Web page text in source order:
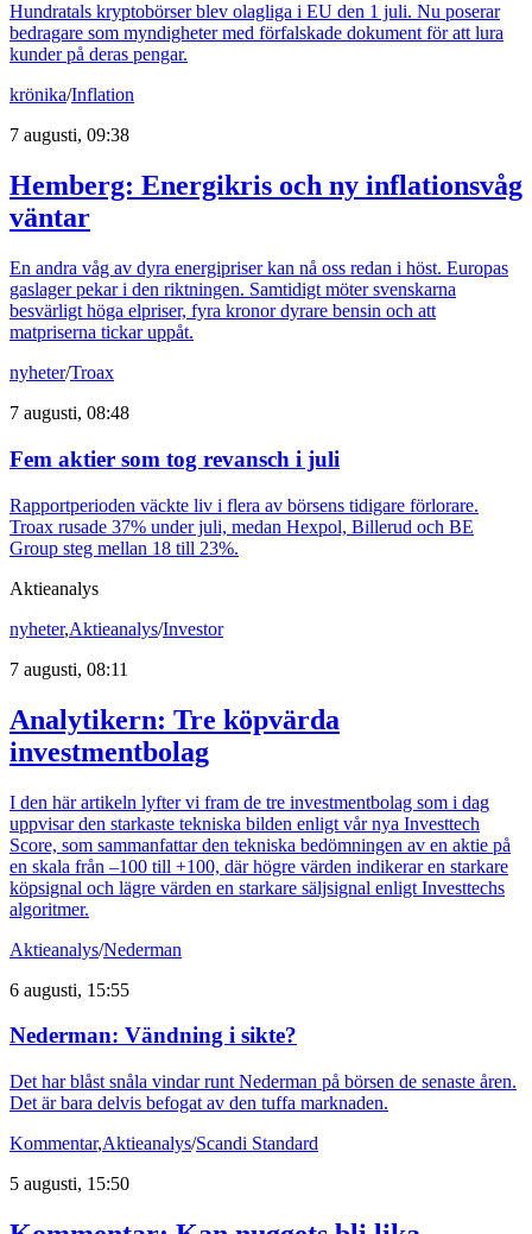
Hundratals kryptobörser blev olagliga i EU den 1 juli. Nu poserar
bedragare som myndigheter med förfalskade dokument för att lura
kunder på deras pengar.
krönika/Inflation
7 augusti, 09:38
Hemberg: Energikris och ny inflationsvåg
väntar
En andra våg av dyra energipriser kan nå oss redan i höst. Europas
gaslager pekar i den riktningen. Samtidigt möter svenskarna
besvärligt höga elpriser, fyra kronor dyrare bensin och att
matpriserna tickar uppåt.
nyheter/Troax
7 augusti, 08:48
Fem aktier som tog revansch i juli
Rapportperioden väckte liv i flera av börsens tidigare förlorare.
Troax rusade 37% under juli, medan Hexpol, Billerud och BE
Group steg mellan 18 till 23%.
Aktieanalys
nyheter,Aktieanalys/Investor
7 augusti, 08:11
Analytikern: Tre köpvärda
investmentbolag
I den här artikeln lyfter vi fram de tre investmentbolag som i dag
uppvisar den starkaste tekniska bilden enligt vår nya Investtech
Score, som sammanfattar den tekniska bedömningen av en aktie på
en skala från –100 till +100, där högre värden indikerar en starkare
köpsignal och lägre värden en starkare säljsignal enligt Investtechs
algoritmer.
Aktieanalys/Nederman
6 augusti, 15:55
Nederman: Vändning i sikte?
Det har blåst snåla vindar runt Nederman på börsen de senaste åren.
Det är bara delvis befogat av den tuffa marknaden.
Kommentar,Aktieanalys/Scandi Standard
5 augusti, 15:50